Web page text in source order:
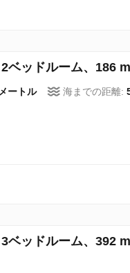
ッドルーム、186
ートル 海までの距離:
ッドルーム、392